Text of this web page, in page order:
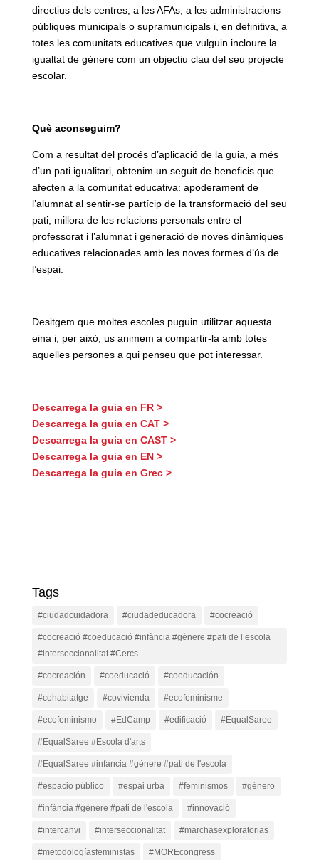
directius dels centres, a les AFAs, a les administracions
públiques municipals o supramunicipals i, en definitiva, a
totes les comunitats educatives que vulguin incloure la
igualtat de gènere com un objectiu clau del seu projecte
escolar.
Què aconseguim?
Com a resultat del procés d’aplicació de la guia, a més
d’un pati igualitari, obtenim un seguit de beneficis que
afecten a la comunitat educativa: apoderament de
l’alumnat al sentir-se partícip de la transformació del seu
pati, millora de les relacions personals entre el
professorat i l’alumnat i generació de noves dinàmiques
educatives relacionades amb les noves formes d’ús de
l’espai.
Desitgem que moltes escoles puguin utilitzar aquesta
eina i, per això, us animem a compartir-la amb totes
aquelles persones a qui penseu que pot interessar.
Descarrega la guia en FR >
Descarrega la guia en CAT >
Descarrega la guia en CAST >
Descarrega la guia en EN >
Descarrega la guia en Grec >
Tags
#ciudadcuidadora #ciudadeducadora #cocreació
#cocreació #coeducació #infància #gènere #pati de l’escola
#interseccionalitat #Cercs
#cocreación #coeducació #coeducación
#cohabitatge #covivienda #ecofeminisme
#ecofeminismo #EdCamp #edificació #EqualSaree
#EqualSaree #Escola d'arts
#EqualSaree #infància #gènere #pati de l'escola
#espacio público #espai urbà #feminismos #género
#infància #gènere #pati de l'escola #innovació
#intercanvi #interseccionalitat #marchasexploratorias
#metodologíasfeministas #MOREcongress